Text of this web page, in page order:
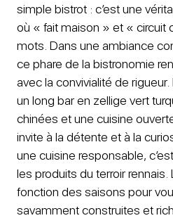
simple bistrot : c’est une
où « fait maison » et « circuit
mots. Dans une ambiance
ce phare de la bistronomie
avec la convivialité de
un long bar en zellige vert
chinées et une cuisine
invite à la détente et à la
une cuisine responsable,
les produits du terroir
fonction des saisons pour
savamment construites et